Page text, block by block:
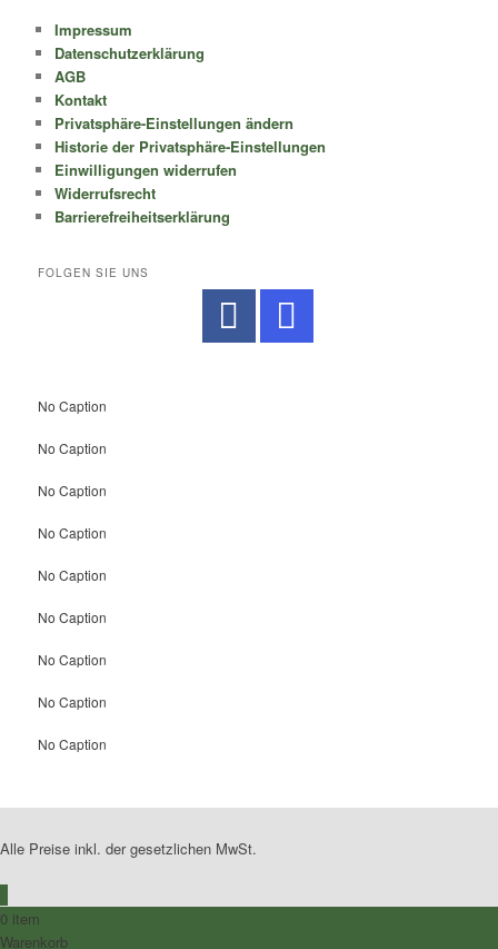
Impressum
Datenschutzerklärung
AGB
Kontakt
Privatsphäre-Einstellungen ändern
Historie der Privatsphäre-Einstellungen
Einwilligungen widerrufen
Widerrufsrecht
Barrierefreiheitserklärung
FOLGEN SIE UNS
No Caption
No Caption
No Caption
No Caption
No Caption
No Caption
No Caption
No Caption
No Caption
Alle Preise inkl. der gesetzlichen MwSt.
0 item
Warenkorb